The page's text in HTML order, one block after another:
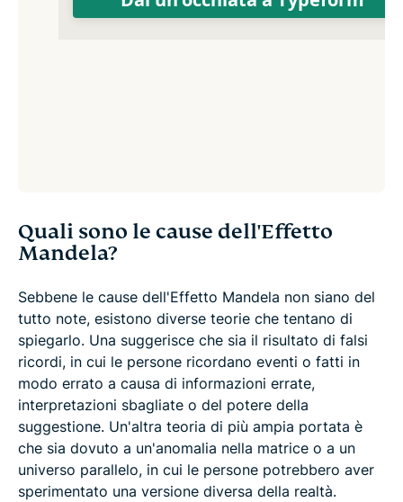
Quali sono le cause dell'Effetto
Mandela?
Sebbene le cause dell'Effetto Mandela non siano del
tutto note, esistono diverse teorie che tentano di
spiegarlo. Una suggerisce che sia il risultato di falsi
ricordi, in cui le persone ricordano eventi o fatti in
modo errato a causa di informazioni errate,
interpretazioni sbagliate o del potere della
suggestione. Un'altra teoria di più ampia portata è
che sia dovuto a un'anomalia nella matrice o a un
universo parallelo, in cui le persone potrebbero aver
sperimentato una versione diversa della realtà.